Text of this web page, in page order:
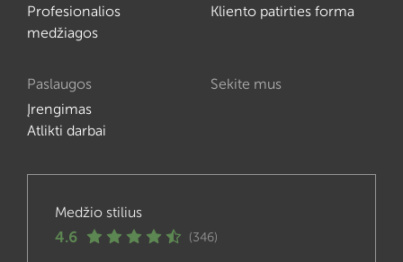
Profesionalios
medžiagos
Kliento patirties forma
Paslaugos
Įrengimas
Atlikti darbai
Sekite mus
Medžio stilius
4.6 (346)